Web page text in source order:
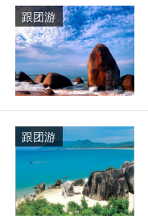
跟团游
跟团游